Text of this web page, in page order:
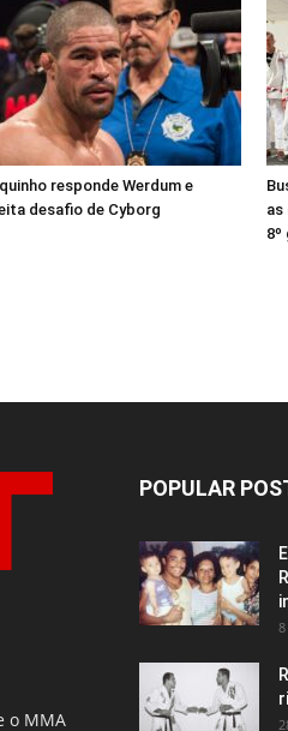
responde Werdum e
desafio de Cyborg
as
8º
o MMA
POPULAR